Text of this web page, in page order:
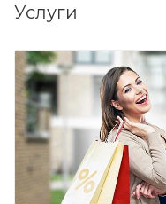
Услуги